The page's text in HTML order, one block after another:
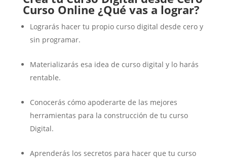
Curso Online ¿Qué vas a lograr?
Lograrás hacer tu propio curso digital desde cero y
sin programar.
Materializarás esa idea de curso digital y lo harás
rentable.
Conocerás cómo apoderarte de las mejores
herramientas para la construcción de tu curso
Digital.
Aprenderás los secretos para hacer que tu curso